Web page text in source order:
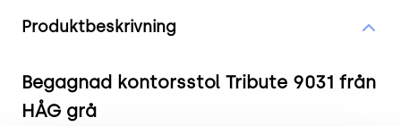
Produktbeskrivning
Begagnad kontorsstol Tribute 9031 från
HÅG grå